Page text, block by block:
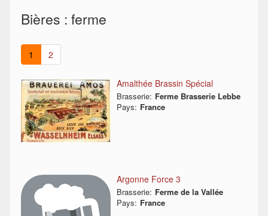
Bières : ferme
1 2
Amalthée Brassin Spécial
Brasserie: Ferme Brasserie Lebbe
Pays: France
Argonne Force 3
Brasserie: Ferme de la Vallée
Pays: France